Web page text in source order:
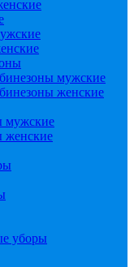
мужские
женские
мужские
женские
уборы